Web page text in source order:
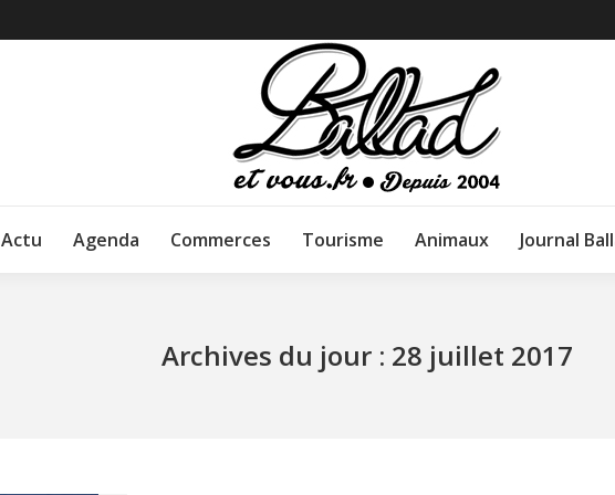
Actu Agenda Commerces Tourisme Animaux Journal
Archives du jour : 28 juillet 2017